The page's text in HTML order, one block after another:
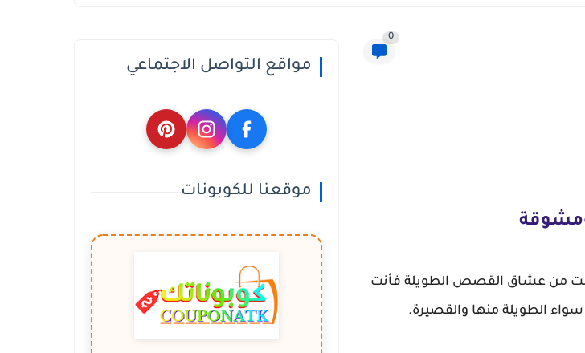
0
وجميلة، اذا كنت من عشاق القصص الطويلة فأنت
الطويلة منها والقصيرة.
مواقع التواصل الاجتماعي
موقعنا للكوبونات